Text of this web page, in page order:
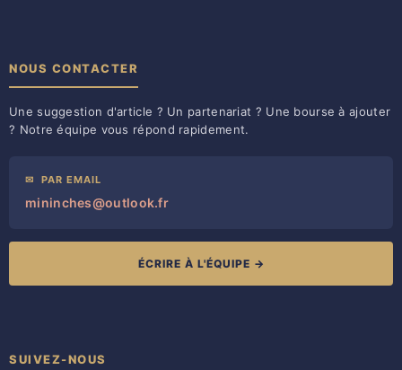
NOUS CONTACTER
Une suggestion d'article ? Un partenariat ? Une bourse à ajouter
? Notre équipe vous répond rapidement.
✉ PAR EMAIL
mininches@outlook.fr
ÉCRIRE À L'ÉQUIPE →
SUIVEZ-NOUS